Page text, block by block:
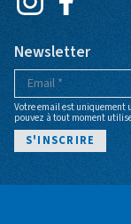
Newsletter
Votre email est uniquement
pouvez à tout moment